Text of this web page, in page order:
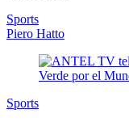
Sports
Piero Hatto
Sports